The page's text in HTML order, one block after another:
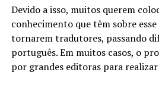
Devido a isso, muitos querem
conhecimento que têm sobre
tornarem tradutores, passando
português. Em muitos casos, o
por grandes editoras para